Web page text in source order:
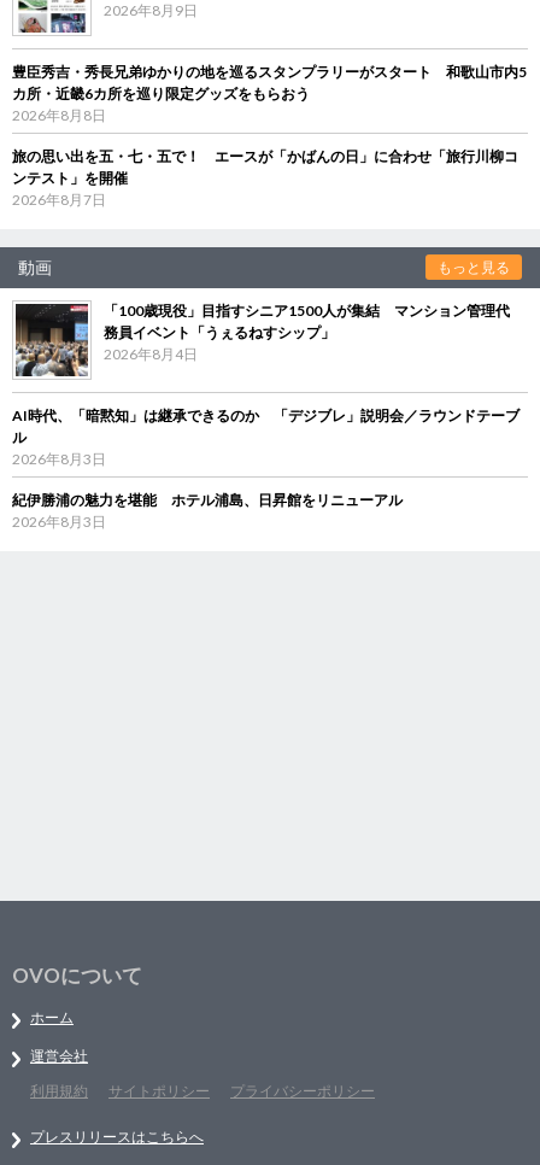
2026年8月9日
豊臣秀吉・秀長兄弟ゆかりの地を巡るスタンプラリーがスタート 和歌山市内5
カ所・近畿6カ所を巡り限定グッズをもらおう
2026年8月8日
旅の思い出を五・七・五で！ エースが「かばんの日」に合わせ「旅行川柳コ
ンテスト」を開催
2026年8月7日
動画 もっと見る
「100歳現役」目指すシニア1500人が集結 マンション管理代
務員イベント「うぇるねすシップ」
2026年8月4日
AI時代、「暗黙知」は継承できるのか 「デジブレ」説明会／ラウンドテーブ
ル
2026年8月3日
紀伊勝浦の魅力を堪能 ホテル浦島、日昇館をリニューアル
2026年8月3日
OVOについて
ホーム
運営会社
利用規約
サイトポリシー プライバシーポリシー
プレスリリースはこちらへ